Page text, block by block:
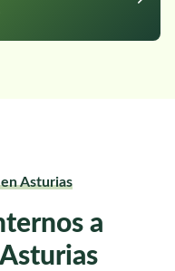
Asturias
a